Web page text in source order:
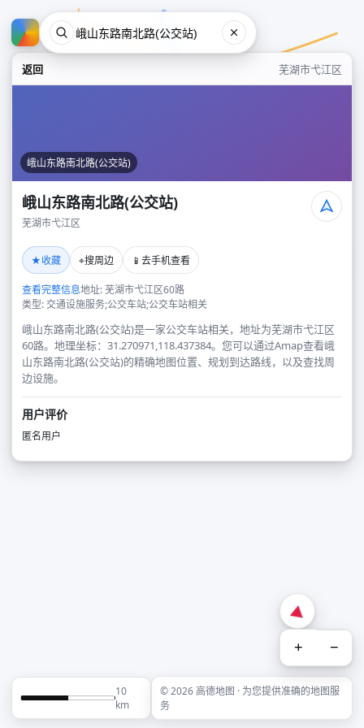
返回 芜湖市弋江区
峨山东路南北路(公交站)
峨山东路南北路(公交站)
芜湖市弋江区
★收藏 ⌖搜周边 📱 去手机查看
查看完整信息地址: 芜湖市弋江区60路
类型: 交通设施服务;公交车站;公交车站相关
峨山东路南北路(公交站)是一家公交车站相关，地址为芜湖市弋江区
60路。地理坐标：31.270971,118.437384。您可以通过Amap查看峨
山东路南北路(公交站)的精确地图位置、规划到达路线，以及查找周
边设施。
用户评价
匿名用户
+ −
10
km
© 2026 高德地图 · 为您提供准确的地图服
务